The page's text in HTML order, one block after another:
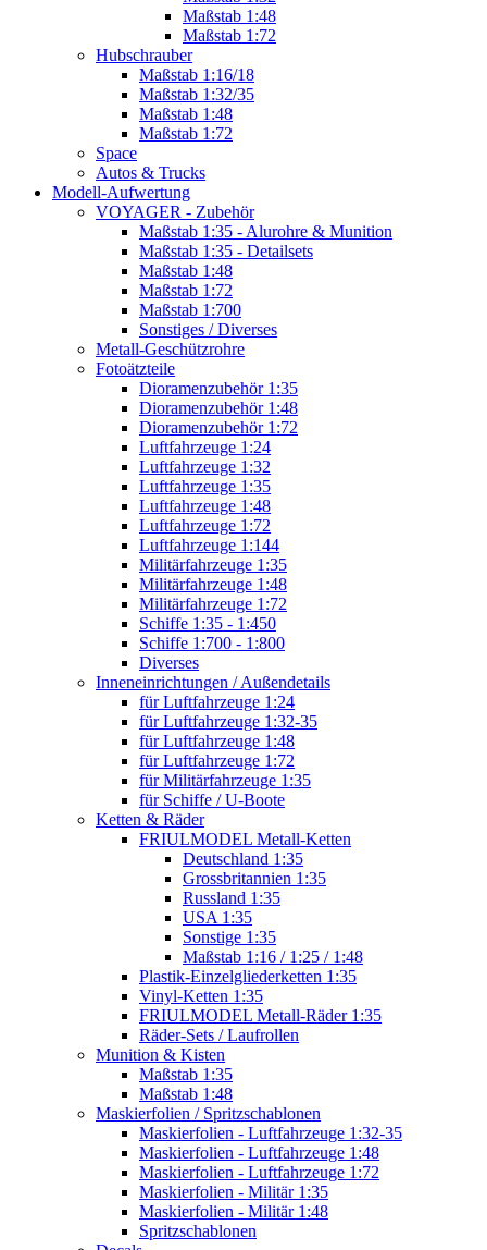
Maßstab 1:48
Maßstab 1:72
Hubschrauber
Maßstab 1:16/18
Maßstab 1:32/35
Maßstab 1:48
Maßstab 1:72
Space
Autos & Trucks
Modell-Aufwertung
VOYAGER - Zubehör
Maßstab 1:35 - Alurohre & Munition
Maßstab 1:35 - Detailsets
Maßstab 1:48
Maßstab 1:72
Maßstab 1:700
Sonstiges / Diverses
Metall-Geschützrohre
Fotoätzteile
Dioramenzubehör 1:35
Dioramenzubehör 1:48
Dioramenzubehör 1:72
Luftfahrzeuge 1:24
Luftfahrzeuge 1:32
Luftfahrzeuge 1:35
Luftfahrzeuge 1:48
Luftfahrzeuge 1:72
Luftfahrzeuge 1:144
Militärfahrzeuge 1:35
Militärfahrzeuge 1:48
Militärfahrzeuge 1:72
Schiffe 1:35 - 1:450
Schiffe 1:700 - 1:800
Diverses
Inneneinrichtungen / Außendetails
für Luftfahrzeuge 1:24
für Luftfahrzeuge 1:32-35
für Luftfahrzeuge 1:48
für Luftfahrzeuge 1:72
für Militärfahrzeuge 1:35
für Schiffe / U-Boote
Ketten & Räder
FRIULMODEL Metall-Ketten
Deutschland 1:35
Grossbritannien 1:35
Russland 1:35
USA 1:35
Sonstige 1:35
Maßstab 1:16 / 1:25 / 1:48
Plastik-Einzelgliederketten 1:35
Vinyl-Ketten 1:35
FRIULMODEL Metall-Räder 1:35
Räder-Sets / Laufrollen
Munition & Kisten
Maßstab 1:35
Maßstab 1:48
Maskierfolien / Spritzschablonen
Maskierfolien - Luftfahrzeuge 1:32-35
Maskierfolien - Luftfahrzeuge 1:48
Maskierfolien - Luftfahrzeuge 1:72
Maskierfolien - Militär 1:35
Maskierfolien - Militär 1:48
Spritzschablonen